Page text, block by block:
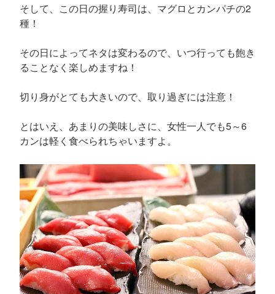
そして、この日の握り寿司は、マグロとカンパチの2
種！
その日によってネタは変わるので、いつ行っても飽き
ることなく楽しめますね！
切り身がとても大きいので、取り過ぎには注意！
とはいえ、あまりの美味しさに、女性一人でも5～6
カンは軽く食べられちゃいますよ。